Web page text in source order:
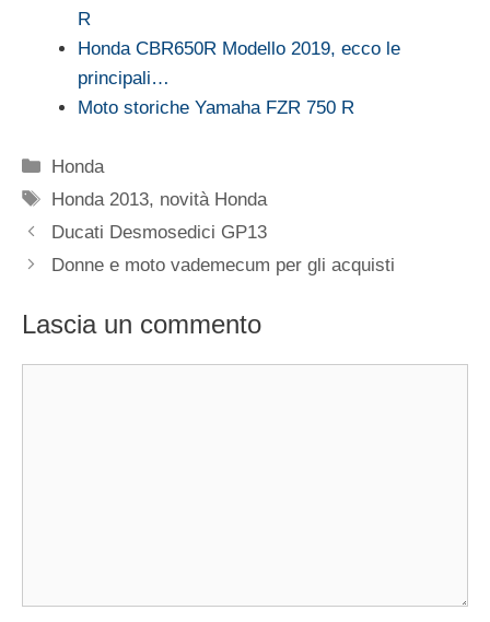
R
Honda CBR650R Modello 2019, ecco le
principali…
Moto storiche Yamaha FZR 750 R
Categorie
Honda
Tag
Honda 2013, novità Honda
Ducati Desmosedici GP13
Donne e moto vademecum per gli acquisti
Lascia un commento